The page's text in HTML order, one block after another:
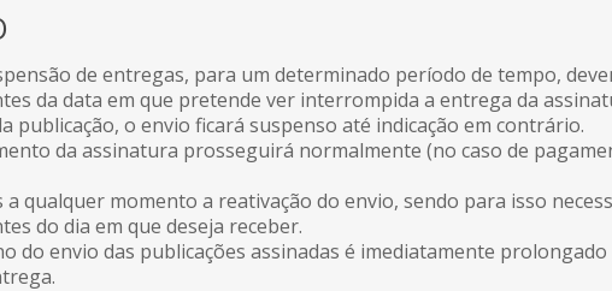
de entregas, para um determinado período de tempo,
da data em que pretende ver interrompida a entrega da
publicação, o envio ficará suspenso até indicação em contrário.
da assinatura prosseguirá normalmente (no caso de
a qualquer momento a reativação do envio, sendo para isso
do dia em que deseja receber.
do envio das publicações assinadas é imediatamente